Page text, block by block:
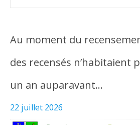
Au moment du
des recensés n’habitaient
un an auparavant…
22 juillet 2026